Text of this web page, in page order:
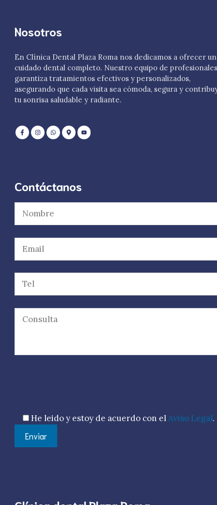
Nosotros
En Clínica Dental Plaza Roma nos dedicamos a ofrecer un
cuidado dental completo. Nuestro equipo de profesionales
garantiza tratamientos efectivos y personalizados,
asegurando que cada visita sea cómoda, segura y
tu sonrisa saludable y radiante.
Contáctanos
He leido y estoy de acuerdo con elAviso Legal.